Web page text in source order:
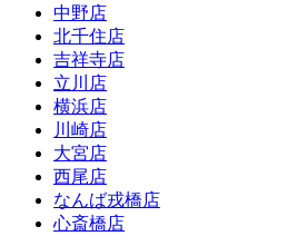
中野店
北千住店
吉祥寺店
立川店
横浜店
川崎店
大宮店
西尾店
なんば戎橋店
心斎橋店